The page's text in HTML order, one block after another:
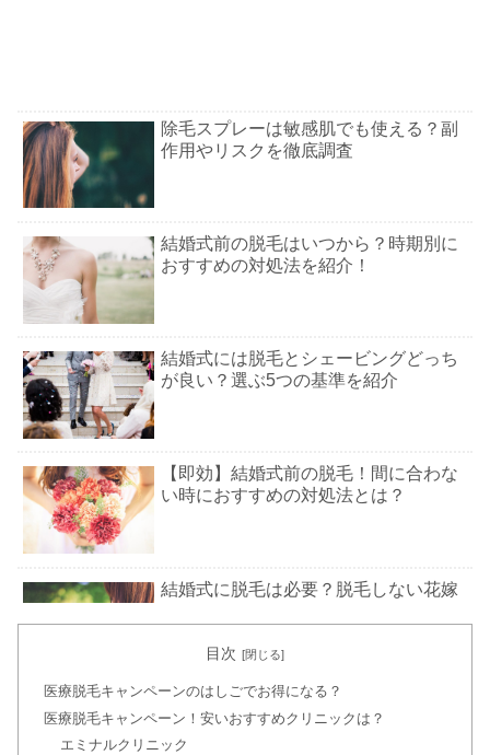
除毛スプレーは敏感肌でも使える？副
作用やリスクを徹底調査
結婚式前の脱毛はいつから？時期別に
おすすめの対処法を紹介！
結婚式には脱毛とシェービングどっち
が良い？選ぶ5つの基準を紹介
【即効】結婚式前の脱毛！間に合わな
い時におすすめの対処法とは？
結婚式に脱毛は必要？脱毛しない花嫁
結婚式前の脱毛！ミュゼのプラン料金
や花嫁に人気の箇所まとめ
目次
医療脱毛キャンペーンのはしごでお得になる？
医療脱毛キャンペーン！安いおすすめクリニックは？
エミナルクリニック